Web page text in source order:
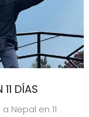
11 DÍAS
Nepal en 11